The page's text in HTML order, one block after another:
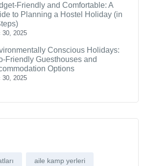
Friendly and Comfortable: A
to Planning a Hostel Holiday (in
30, 2025
Conscious Holidays:
Friendly Guesthouses and
Options
30, 2025
aile kamp yerleri